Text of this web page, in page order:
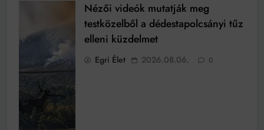
Nézői videók mutatják meg
testközelből a dédestapolcsányi tűz
elleni küzdelmet
Egri Élet 2026.08.06. 0